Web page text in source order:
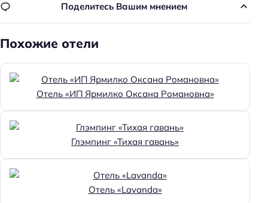
Пляжный отдых
Шезлонги
Пляжная линия: 2-я линия
Тип пляжа: галечный
Зонтики
Пляжные полотенца
Общая информация
Магазин в этом варианте жилья
Круглосуточная регистрация
Поделитесь Вашим мнением
Похожие отели
Отель «ИП Ярмилко Оксана Романовна»
Глэмпинг «Тихая гавань»
Отель «Lavanda»